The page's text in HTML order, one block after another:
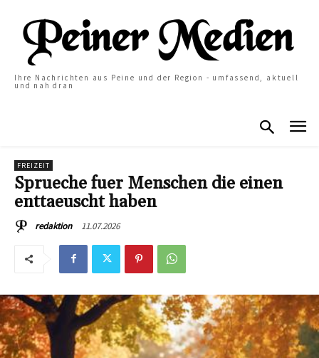
Ihre Nachrichten aus Peine und der Region - umfassend, aktuell
und nah dran
FREIZEIT
Sprueche fuer Menschen die einen
enttaeuscht haben
redaktion 11.07.2026